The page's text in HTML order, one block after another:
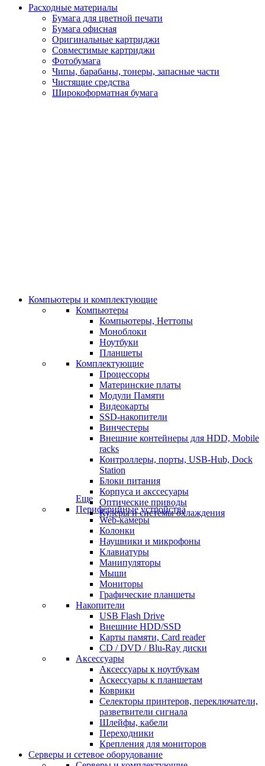
Расходные материалы
Бумага для цветной печати
Бумага офисная
Оригинальные картриджи
Совместимые картриджи
Фотобумага
Чипы, барабаны, тонеры, запасные части
Чистящие средства
Широкоформатная бумага
Компьютеры и комплектующие
Компьютеры
Компьютеры, Неттопы
Моноблоки
Ноутбуки
Планшеты
Комплектующие
Процессоры
Материнские платы
Модули Памяти
Видеокарты
SSD-накопители
Винчестеры
Внешние контейнеры для HDD, Mobile
racks
Контроллеры, порты, USB-Hub, Dock
Station
Блоки питания
Корпуса и акссесуары
Оптические приводы
Кулеры и системы охлаждения
Еще
Периферийные устройства
Web-камеры
Колонки
Наушники и микрофоны
Клавиатуры
Манипуляторы
Мыши
Мониторы
Графические планшеты
Накопители
USB Flash Drive
Внешние HDD/SSD
Карты памяти, Card reader
CD / DVD / Blu-Ray диски
Аксессуары
Аксессуары к ноутбукам
Аскессуары к планшетам
Коврики
Селекторы принтеров, переключатели,
разветвители сигнала
Шлейфы, кабели
Переходники
Крепления для мониторов
Серверы и сетевое оборудование